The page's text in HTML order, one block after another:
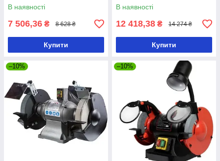
В наявності
7 506,36 ₴ 8 628 ₴
Купити
В наявності
12 418,38 ₴ 14 274 ₴
Купити
–10% –10%